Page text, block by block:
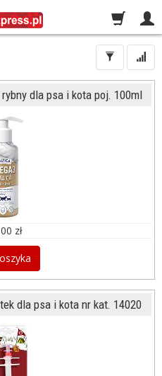
dla psa i kota poj. 100ml
zł
dla psa i kota nr kat. 14020